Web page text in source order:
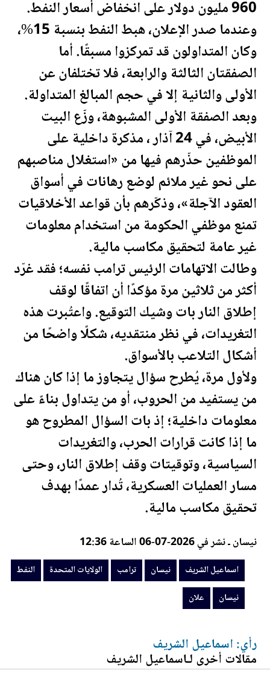
960 مليون دولار على انخفاض أسعار النفط.
وعندما صدر الإعلان، هبطالنفط
بنسبة 15%،
وكان المتداولون قد تمركزوا مسبقًا. أما
الصفقتان الثالثة والرابعة، فلا تختلفان عن
الأولى والثانية إلا في حجم المبالغ المتداولة.
وبعد الصفقة الأولى المشبوهة، وزّع البيت
الأبيض، في 24 آذار ، مذكرة داخلية على
الموظفين حذّرهم فيها من «استغلال مناصبهم
على نحو غير ملائم لوضع رهانات في أسواق
العقود الآجلة»، وذكّرهم بأن قواعد الأخلاقيات
تمنع موظفي الحكومة من استخدام معلومات
غير عامة لتحقيق مكاسب مالية.
وطالت الاتهامات الرئيسترامبنفسه؛ فقد غرّد
أكثر من ثلاثين مرة مؤكدًا أن اتفاقًا لوقف
إطلاق النار بات وشيك التوقيع. واعتُبرت هذه
التغريدات، في نظر منتقديه، شكلًا واضحًا من
أشكال التلاعب بالأسواق.
ولأول مرة، يُطرح سؤال يتجاوز ما إذا كان هناك
من يستفيد من الحروب، أو من يتداول بناءً على
معلومات داخلية؛ إذ بات السؤال المطروح هو
ما إذا كانت قرارات الحرب، والتغريدات
السياسية، وتوقيتات وقف إطلاق النار، وحتى
مسار العمليات العسكرية، تُدار عمدًا بهدف
تحقيق مكاسب مالية.
نيسان ـ نشر في 2026-07-06 الساعة 12:36
اسماعيل الشريف نيسان ترامب الولايات المتحدة
النفط
نيسان
علان
رأي: اسماعيل الشريف
مقالات أخرى لـاسماعيل الشريف